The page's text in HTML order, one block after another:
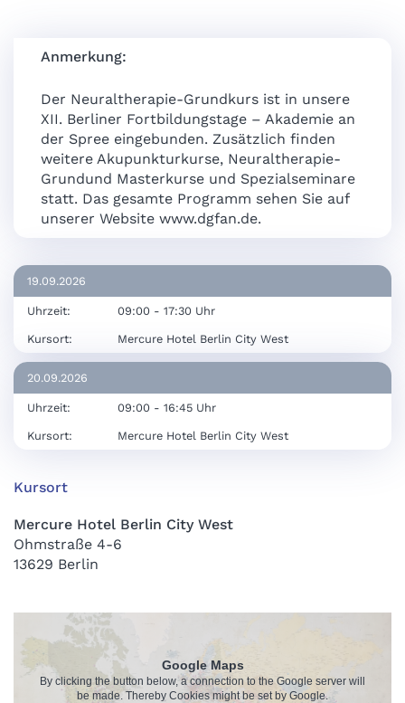
Anmerkung:
Der Neuraltherapie-Grundkurs ist in unsere
XII. Berliner Fortbildungstage – Akademie an
der Spree eingebunden. Zusätzlich finden
weitere Akupunkturkurse, Neuraltherapie-
Grundund Masterkurse und Spezialseminare
statt. Das gesamte Programm sehen Sie auf
unserer Website www.dgfan.de.
19.09.2026
Uhrzeit: 09:00 - 17:30 Uhr
Kursort: Mercure Hotel Berlin City West
20.09.2026
Uhrzeit: 09:00 - 16:45 Uhr
Kursort: Mercure Hotel Berlin City West
Kursort
Mercure Hotel Berlin City West
Ohmstraße 4-6
13629 Berlin
Google Maps
By clicking the button below, a connection to the Google server will
be made. Thereby Cookies might be set by Google.